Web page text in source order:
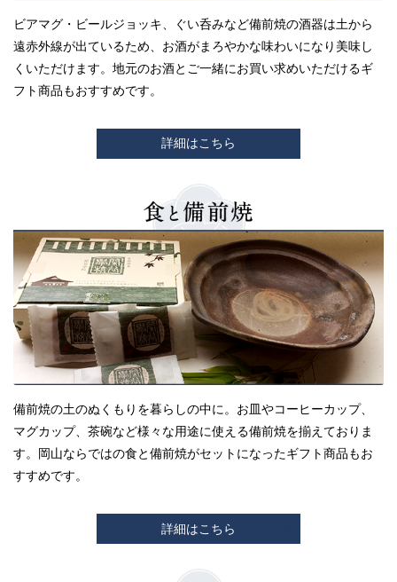
ビアマグ・ビールジョッキ、ぐい呑みなど備前焼の酒器は土から
遠赤外線が出ているため、お酒がまろやかな味わいになり美味し
くいただけます。地元のお酒とご一緒にお買い求めいただけるギ
フト商品もおすすめです。
詳細はこちら
備前焼の土のぬくもりを暮らしの中に。お皿やコーヒーカップ、
マグカップ、茶碗など様々な用途に使える備前焼を揃えておりま
す。岡山ならではの食と備前焼がセットになったギフト商品もお
すすめです。
詳細はこちら